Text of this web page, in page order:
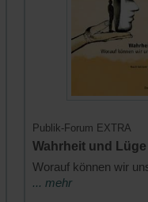
Publik-Forum EXTRA
Wahrheit und Lüge
Worauf können wir
... mehr